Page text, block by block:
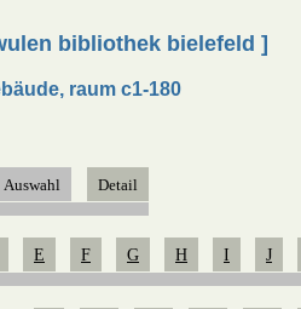
bibliothek bielefeld ]
raum c1-180
Auswahl Detail
E F G H I J